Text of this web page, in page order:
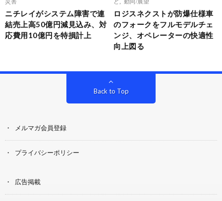
ニチレイがシステム障害で連
結売上高50億円減見込み、対
応費用10億円を特損計上
ロジスネクストが防爆仕様車
のフォークをフルモデルチェ
ンジ、オペレーターの快適性
向上図る
Back to Top
メルマガ会員登録
プライバシーポリシー
広告掲載